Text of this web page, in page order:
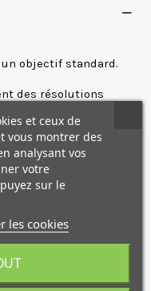
un objectif standard.
des résolutions
approfondies
XF. Elle offre
et utilise le
GFX 50S.
de l'objectif vous
avec la molette de
Le A et les positions C
les objectifs sont
et résistant à la
et ceux de
vous montrer des
analysant vos
votre
sur le
les cookies
votre
!